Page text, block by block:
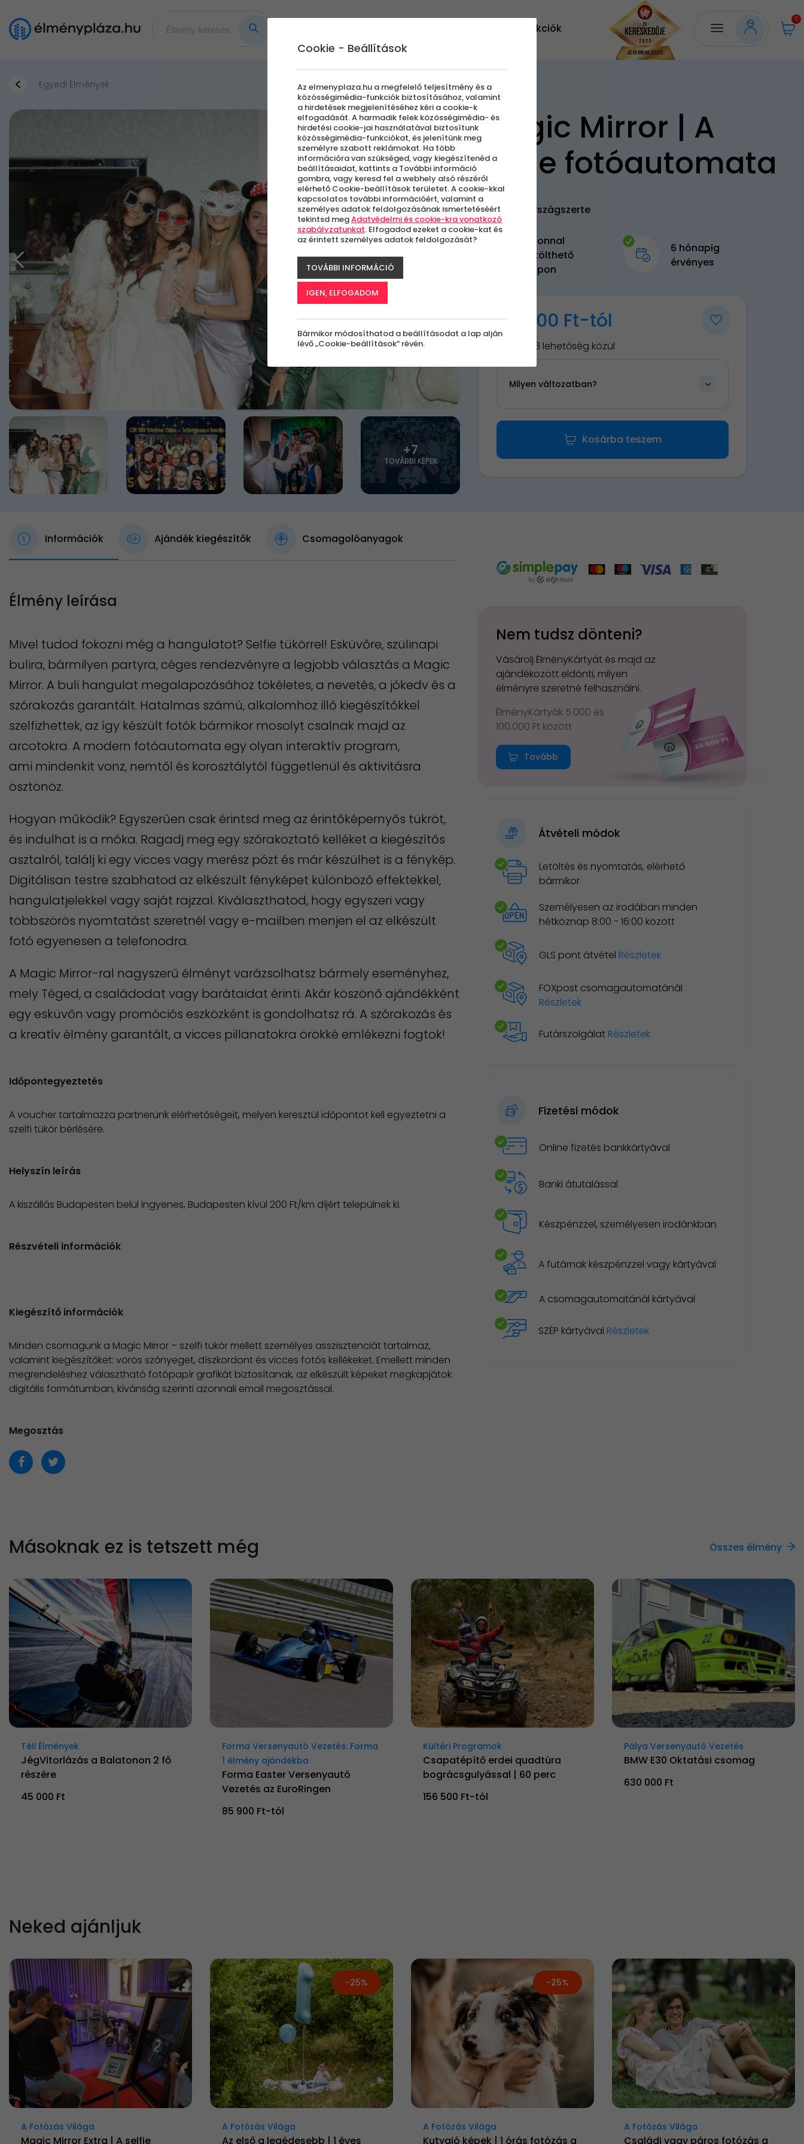
Akciók
0
Egyedi Élmények
+7
TOVÁBBI KÉPEK
Magic Mirror | A
selfie fotóautomata
Országszerte
Azonnal
letölthető
kupon
6 hónapig
érvényes
110 000 Ft-tól
Válassz 3 lehetőség közül
Milyen változatban?
Kosárba teszem
Információk Ajándék kiegészítők Csomagolóanyagok
Élmény leírása
Mivel tudod fokozni még a hangulatot? Selfie tükörrel! Esküvőre, szülinapi
bulira, bármilyen partyra, céges rendezvényre a legjobb választás a Magic
Mirror. A buli hangulat megalapozásához tökéletes, a nevetés, a jókedv és a
szórakozás garantált. Hatalmas számú, alkalomhoz illő kiegészítőkkel
szelfizhettek, az így készült fotók bármikor mosolyt csalnak majd az
arcotokra. A modern fotóautomata egy olyan interaktív program,
ami mindenkit vonz, nemtől és korosztálytól függetlenül és aktivitásra
ösztönöz.
Hogyan működik? Egyszerűen csak érintsd meg az érintőképernyős tükröt,
és indulhat is a móka. Ragadj meg egy szórakoztató kelléket a kiegészítős
asztalról, találj ki egy vicces vagy merész pózt és már készülhet is a fénykép.
Digitálisan testre szabhatod az elkészült fényképet különböző effektekkel,
hangulatjelekkel vagy saját rajzzal. Kiválaszthatod, hogy egyszeri vagy
többszörös nyomtatást szeretnél vagy e-mailben menjen el az elkészült
fotó egyenesen a telefonodra.
A Magic Mirror-ral nagyszerű élményt varázsolhatsz bármely eseményhez,
mely Téged, a családodat vagy barátaidat érinti. Akár köszönő ajándékként
egy esküvőn vagy promóciós eszközként is gondolhatsz rá. A szórakozás és
a kreatív élmény garantált, a vicces pillanatokra örökké emlékezni fogtok!
Időpontegyeztetés
A voucher tartalmazza partnerünk elérhetőségeit, melyen keresztül időpontot kell egyeztetni a
szelfi tükör bérlésére.
Helyszín leírás
A kiszállás Budapesten belül ingyenes, Budapesten kívül 200 Ft/km díjért települnek ki.
Részvételi információk
Kiegészítő információk
Minden csomagunk a Magic Mirror – szelfi tükör mellett személyes asszisztenciát tartalmaz,
valamint kiegészítőket: vörös szőnyeget, díszkordont és vicces fotós kellékeket. Emellett minden
megrendeléshez választható fotópapír grafikát biztosítanak, az elkészült képeket megkapjátok
digitális formátumban, kívánság szerinti azonnali email megosztással.
Megosztás
Nem tudsz dönteni?
Vásárolj ÉlményKártyát és majd az
ajándékozott eldönti, milyen
élményre szeretné felhasználni.
ÉlményKártyák 5.000 és
100.000 Ft között
Tovább
Átvételi módok
Letöltés és nyomtatás, elérhető
bármikor
Személyesen az irodában minden
hétköznap 8:00 - 16:00 között
GLS pont átvétel Részletek
FOXpost csomagautomatánál
Részletek
Futárszolgálat Részletek
Fizetési módok
Online fizetés bankkártyával
Banki átutalással
Készpénzzel, személyesen irodánkban
A futárnak készpénzzel vagy kártyával
A csomagautomatánál kártyával
SZÉP kártyával Részletek
Másoknak ez is tetszett még Összes élmény
Téli Élmények
JégVitorlázás a Balatonon 2 fő
részére
45 000 Ft
Forma Versenyautó Vezetés: Forma
1 élmény ajándékba
Forma Easter Versenyautó
Vezetés az EuroRingen
85 900 Ft-tól
Kültéri Programok
Csapatépítő erdei quadtúra
bográcsgulyással | 60 perc
156 500 Ft-tól
Pálya Versenyautó Vezetés
BMW E30 Oktatási csomag
630 000 Ft
Neked ajánljuk
A Fotózás Világa
Magic Mirror Extra | A selfie
-25%
A Fotózás Világa
Az első a legédesebb | 1 éves
-25%
A Fotózás Világa
Kutyajó képek | 1 órás fotózás a
A Fotózás Világa
Családi vagy páros fotózás a
Cookie - Beállítások
Az elmenyplaza.hu a megfelelő teljesítmény és a
közösségimédia-funkciók biztosításához, valamint
a hirdetések megjelenítéséhez kéri a cookie-k
elfogadását. A harmadik felek közösségimédia- és
hirdetési cookie-jai használatával biztosítunk
közösségimédia-funkciókat, és jelenítünk meg
személyre szabott reklámokat. Ha több
információra van szükséged, vagy kiegészítenéd a
beállításaidat, kattints a További információ
gombra, vagy keresd fel a webhely alsó részéről
elérhető Cookie-beállítások területet. A cookie-kkal
kapcsolatos további információért, valamint a
személyes adatok feldolgozásának ismertetéséért
tekintsd megAdatvédelmi és cookie-kra vonatkozó
szabályzatunkat. Elfogadod ezeket a cookie-kat és
az érintett személyes adatok feldolgozását?
TOVÁBBI INFORMÁCIÓ
IGEN, ELFOGADOM
Bármikor módosíthatod a beállításodat a lap alján
lévő „Cookie-beállítások” révén.